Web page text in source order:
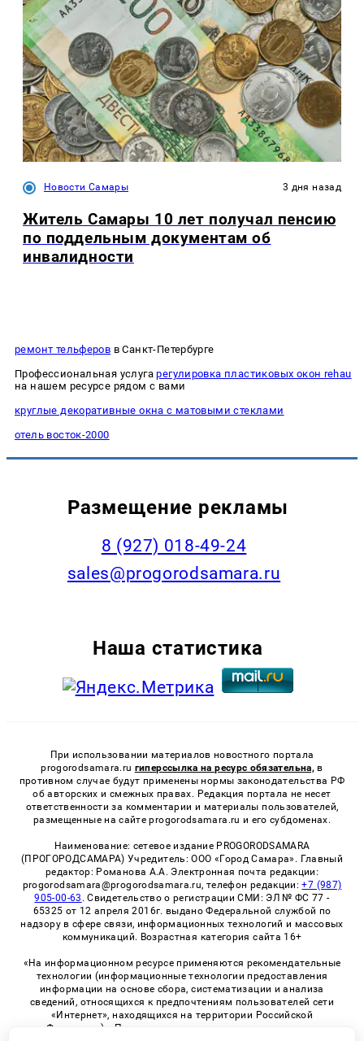
Новости Самары 3 дня назад
Житель Самары 10 лет получал пенсию
по поддельным документам об
инвалидности
ремонт тельферов в Санкт-Петербурге
Профессиональная услугарегулировка пластиковых окон rehau
на нашем ресурсе рядом с вами
круглые декоративные окна с матовыми стеклами
отель восток-2000
Размещение рекламы
8 (927) 018-49-24
sales@progorodsamara.ru
Наша статистика
При использовании материалов новостного портала
progorodsamara.ru гиперссылка на ресурс обязательна, в
противном случае будут применены нормы законодательства РФ
об авторских и смежных правах. Редакция портала не несет
ответственности за комментарии и материалы пользователей,
размещенные на сайте progorodsamara.ru и его субдоменах.
Наименование: сетевое издание PROGORODSAMARA
(ПРОГОРОДСАМАРА) Учредитель: ООО «Город Самара». Главный
редактор: Романова А.А. Электронная почта редакции:
progorodsamara@progorodsamara.ru, телефон редакции:+7 (987)
905-00-63 . Свидетельство о регистрации СМИ: ЭЛ № ФС 77 -
65325 от 12 апреля 2016г. выдано Федеральной службой по
надзору в сфере связи, информационных технологий и массовых
коммуникаций. Возрастная категория сайта 16+
«На информационном ресурсе применяются рекомендательные
технологии (информационные технологии предоставления
информации на основе сбора, систематизации и анализа
сведений, относящихся к предпочтениям пользователей сети
«Интернет», находящихся на территории Российской
Федерации)». Правила применения рекомендательных